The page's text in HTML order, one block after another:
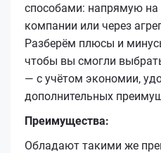
способами: напрямую на
компании или через
Разберём плюсы и
чтобы вы смогли
— с учётом экономии,
дополнительных
Преимущества:
Обладают такими же